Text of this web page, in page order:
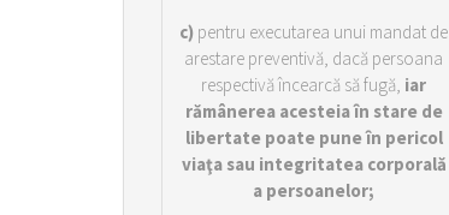
c) pentru executarea unui mandat de
arestare preventivă, dacă persoana
respectivă încearcă să fugă, iar
rămânerea acesteia în stare de
libertate poate pune în pericol
viaţa sau integritatea corporală
a persoanelor;